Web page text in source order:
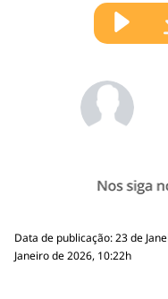
Data de publicação: 23 de
Janeiro de 2026, 10:22h